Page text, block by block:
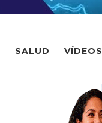
SALUD VÍDEOS